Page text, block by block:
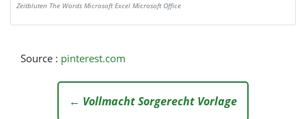
Zeitbluten The Words Microsoft Excel Microsoft Office
Source : pinterest.com
← Vollmacht Sorgerecht Vorlage